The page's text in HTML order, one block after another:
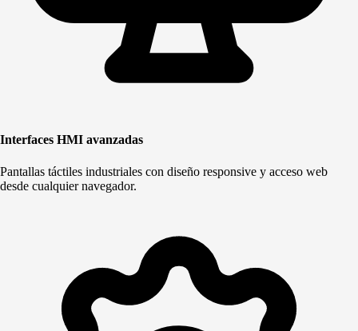
Interfaces HMI avanzadas
Pantallas táctiles industriales con diseño responsive y acceso web
desde cualquier navegador.